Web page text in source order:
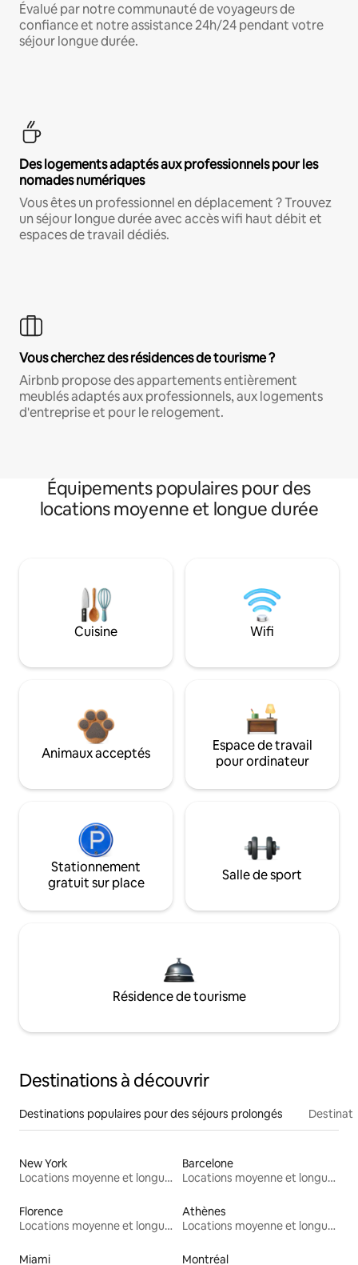
Évalué par notre communauté de voyageurs de
confiance et notre assistance 24h/24 pendant votre
séjour longue durée.
Des logements adaptés aux professionnels pour les
nomades numériques
Vous êtes un professionnel en déplacement ? Trouvez
un séjour longue durée avec accès wifi haut débit et
espaces de travail dédiés.
Vous cherchez des résidences de tourisme ?
Airbnb propose des appartements entièrement
meublés adaptés aux professionnels, aux logements
d'entreprise et pour le relogement.
Équipements populaires pour des
locations moyenne et longue durée
Cuisine Wifi
Animaux acceptés
Espace de travail
pour ordinateur
Stationnement
gratuit sur place
Salle de sport
Résidence de tourisme
Destinations à découvrir
Destinations populaires pour des séjours prolongés
New York
Locations moyenne et longue durée
Barcelone
Locations moyenne et longue durée
Florence
Locations moyenne et longue durée
Athènes
Locations moyenne et longue durée
Miami Montréal